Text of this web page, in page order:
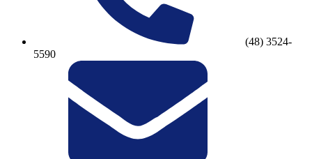
(48) 3524-
5590